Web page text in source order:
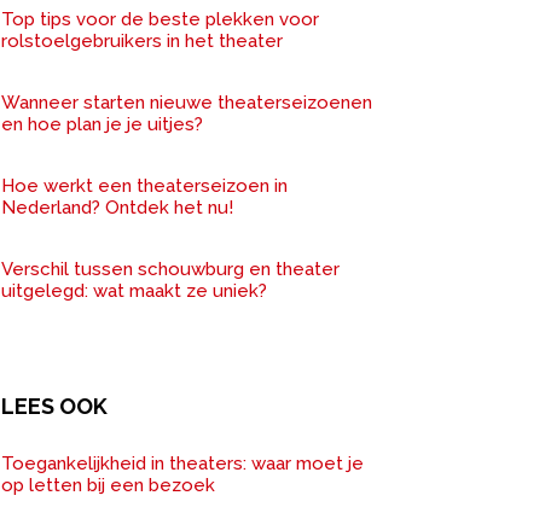
Top tips voor de beste plekken voor
rolstoelgebruikers in het theater
Wanneer starten nieuwe theaterseizoenen
en hoe plan je je uitjes?
Hoe werkt een theaterseizoen in
Nederland? Ontdek het nu!
Verschil tussen schouwburg en theater
uitgelegd: wat maakt ze uniek?
LEES OOK
Toegankelijkheid in theaters: waar moet je
op letten bij een bezoek